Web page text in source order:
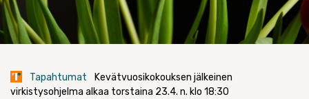
Tapahtumat
Kevätvuosikokouksen jälkeinen
virkistysohjelma alkaa torstaina 23.4. n. klo 18:30